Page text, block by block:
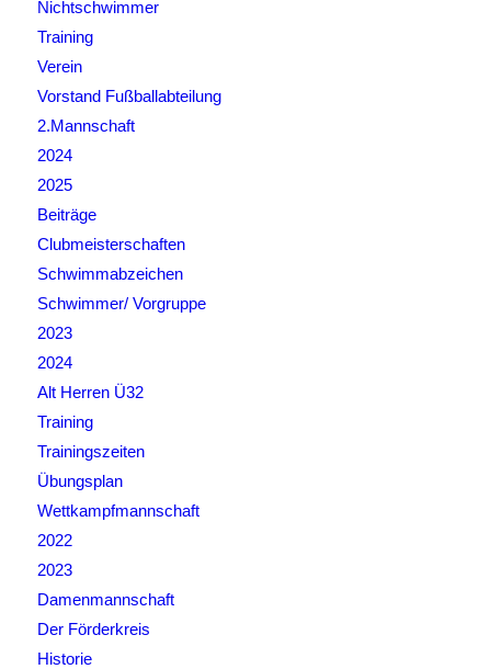
Nichtschwimmer
Training
Verein
Vorstand Fußballabteilung
2.Mannschaft
2024
2025
Beiträge
Clubmeisterschaften
Schwimmabzeichen
Schwimmer/ Vorgruppe
2023
2024
Alt Herren Ü32
Training
Trainingszeiten
Übungsplan
Wettkampfmannschaft
2022
2023
Damenmannschaft
Der Förderkreis
Historie